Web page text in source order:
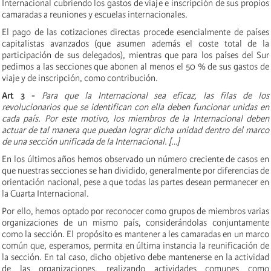
Internacional cubriendo los gastos de viaje e inscripción de sus propios
camaradas a reuniones y escuelas internacionales.
El pago de las cotizaciones directas procede esencialmente de países
capitalistas avanzados (que asumen además el coste total de la
participación de sus delegados), mientras que para los países del Sur
pedimos a las secciones que abonen al menos el 50 % de sus gastos de
viaje y de inscripción, como contribución.
Art 3 - Para que la Internacional sea eficaz, las filas de los
revolucionarios que se identifican con ella deben funcionar unidas en
cada país. Por este motivo, los miembros de la Internacional deben
actuar de tal manera que puedan lograr dicha unidad dentro del marco
de una sección unificada de la Internacional. […]
En los últimos años hemos observado un número creciente de casos en
que nuestras secciones se han dividido, generalmente por diferencias de
orientación nacional, pese a que todas las partes desean permanecer en
la Cuarta Internacional.
Por ello, hemos optado por reconocer como grupos de miembros varias
organizaciones de un mismo país, considerándolas conjuntamente
como la sección. El propósito es mantener a les camaradas en un marco
común que, esperamos, permita en última instancia la reunificación de
la sección. En tal caso, dicho objetivo debe mantenerse en la actividad
de las organizaciones, realizando actividades comunes como